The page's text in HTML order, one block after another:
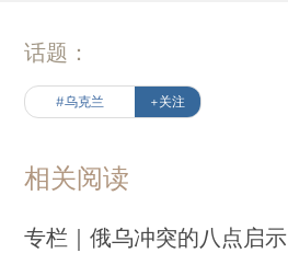
话题：
#乌克兰 +关注
相关阅读
专栏｜俄乌冲突的八点启示